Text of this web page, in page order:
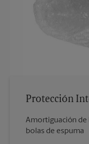
Protección
Amortiguación de
bolas de espuma